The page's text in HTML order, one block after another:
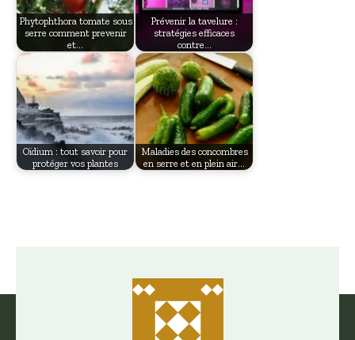
Phytophthora tomate sous
serre comment prevenir
et…
Prévenir la tavelure :
stratégies efficaces
contre…
Oïdium : tout savoir pour
protéger vos plantes
Maladies des concombres
en serre et en plein air…